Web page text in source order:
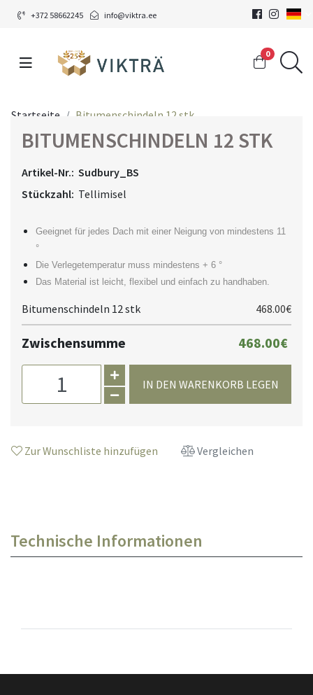
+372 58662245 info@viktra.ee
0
Startseite Bitumenschindeln 12 stk
BITUMENSCHINDELN 12 STK
Artikel-Nr.: Sudbury_BS
Stückzahl: Tellimisel
Geeignet für jedes Dach mit einer Neigung von mindestens 11
°
Die Verlegetemperatur muss mindestens + 6 °
Das Material ist leicht, flexibel und einfach zu handhaben.
Bitumenschindeln 12 stk 468.00€
Zwischensumme 468.00€
IN DEN WARENKORB LEGEN
Zur Wunschliste hinzufügen Vergleichen
Technische Informationen